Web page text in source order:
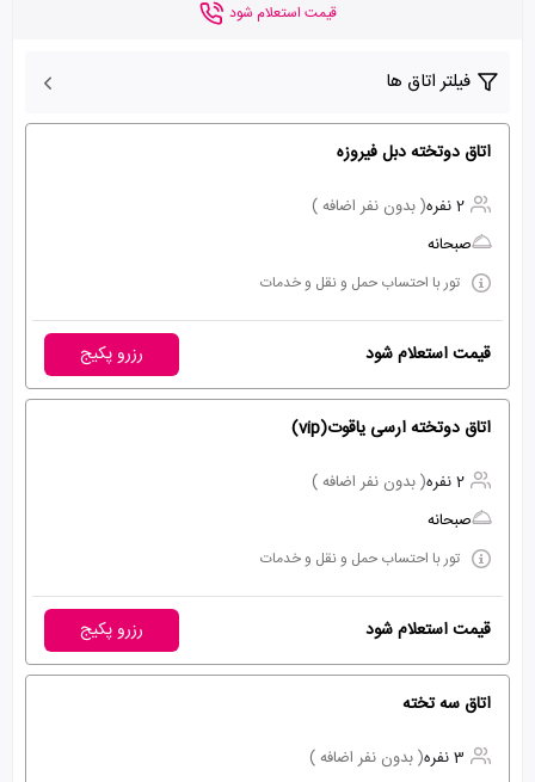
قیمت استعلام شود
فیلتر اتاق ها
اتاق دوتخته دبل فیروزه
2 نفره
( بدون نفر اضافه )
صبحانه
تور با احتساب حمل و نقل و خدمات
قیمت استعلام شود رزرو پکیج
اتاق دوتخته ارسی یاقوت(vip)
2 نفره
( بدون نفر اضافه )
صبحانه
تور با احتساب حمل و نقل و خدمات
قیمت استعلام شود رزرو پکیج
اتاق سه تخته
3 نفره
( بدون نفر اضافه )